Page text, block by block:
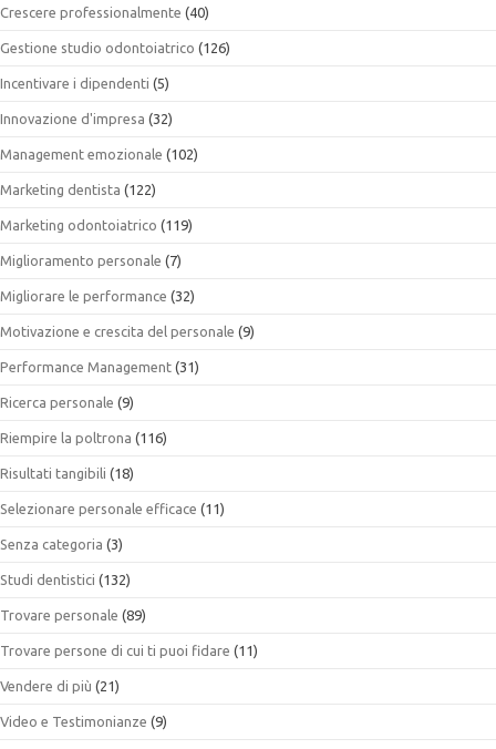
Crescere professionalmente (40)
Gestione studio odontoiatrico (126)
Incentivare i dipendenti (5)
Innovazione d'impresa (32)
Management emozionale (102)
Marketing dentista (122)
Marketing odontoiatrico (119)
Miglioramento personale (7)
Migliorare le performance (32)
Motivazione e crescita del personale (9)
Performance Management (31)
Ricerca personale (9)
Riempire la poltrona (116)
Risultati tangibili (18)
Selezionare personale efficace (11)
Senza categoria (3)
Studi dentistici (132)
Trovare personale (89)
Trovare persone di cui ti puoi fidare (11)
Vendere di più (21)
Video e Testimonianze (9)